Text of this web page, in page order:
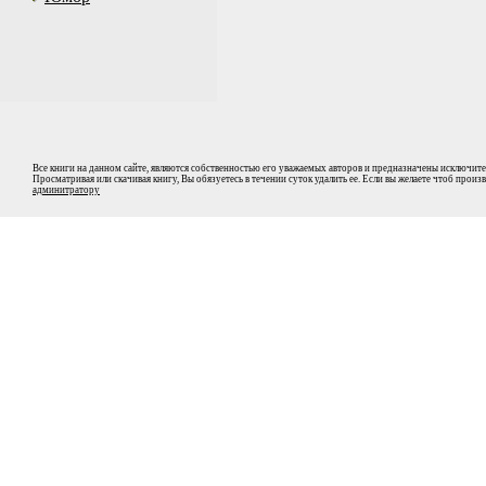
Все книги на данном сайте, являются собственностью его уважаемых авторов и предназначены
Просматривая или скачивая книгу, Вы обязуетесь в течении суток удалить ее. Если вы желаете чтоб
админитратору